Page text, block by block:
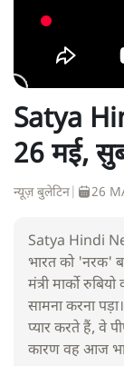
Satya
26 मई,
न्यूज़ बुलेटिन 26
Satya Hindi
भारत को 'नरक'
मंत्री मार्को
सामना करना
प्यार करते हैं, वे
कारण वह आज